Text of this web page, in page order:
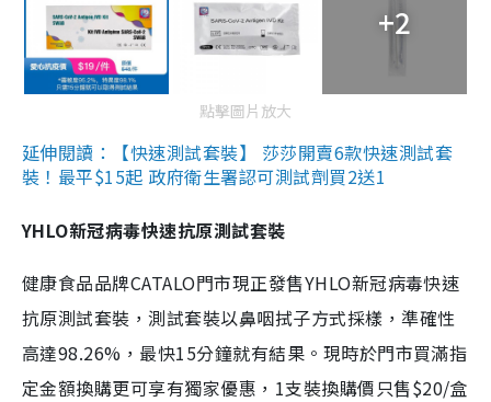
+2
點擊圖片放大
延伸閱讀：【快速測試套裝】 莎莎開賣6款快速測試套
裝！最平$15起 政府衛生署認可測試劑買2送1
YHLO新冠病毒快速抗原測試套裝
健康食品品牌CATALO門市現正發售YHLO新冠病毒快速
抗原測試套裝，測試套裝以鼻咽拭子方式採樣，準確性
高達98.26%，最快15分鐘就有結果。現時於門市買滿指
定金額換購更可享有獨家優惠，1支裝換購價只售$20/盒